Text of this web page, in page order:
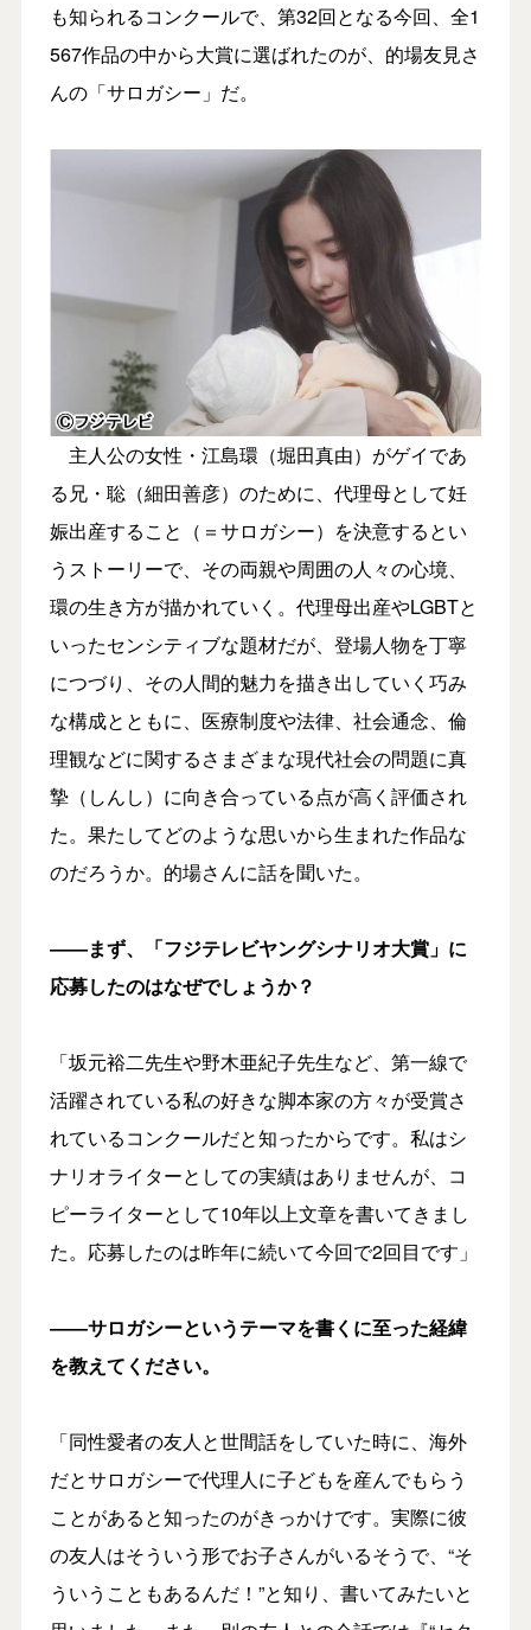
も知られるコンクールで、第32回となる今回、全1
567作品の中から大賞に選ばれたのが、的場友見さ
んの「サロガシー」だ。
主人公の女性・江島環（堀田真由）がゲイであ
る兄・聡（細田善彦）のために、代理母として妊
娠出産すること（＝サロガシー）を決意するとい
うストーリーで、その両親や周囲の人々の心境、
環の生き方が描かれていく。代理母出産やLGBTと
いったセンシティブな題材だが、登場人物を丁寧
につづり、その人間的魅力を描き出していく巧み
な構成とともに、医療制度や法律、社会通念、倫
理観などに関するさまざまな現代社会の問題に真
摯（しんし）に向き合っている点が高く評価され
た。果たしてどのような思いから生まれた作品な
のだろうか。的場さんに話を聞いた。
――まず、「フジテレビヤングシナリオ大賞」に
応募したのはなぜでしょうか？
「坂元裕二先生や野木亜紀子先生など、第一線で
活躍されている私の好きな脚本家の方々が受賞さ
れているコンクールだと知ったからです。私はシ
ナリオライターとしての実績はありませんが、コ
ピーライターとして10年以上文章を書いてきまし
た。応募したのは昨年に続いて今回で2回目です」
――サロガシーというテーマを書くに至った経緯
を教えてください。
「同性愛者の友人と世間話をしていた時に、海外
だとサロガシーで代理人に子どもを産んでもらう
ことがあると知ったのがきっかけです。実際に彼
の友人はそういう形でお子さんがいるそうで、“そ
ういうこともあるんだ！”と知り、書いてみたいと